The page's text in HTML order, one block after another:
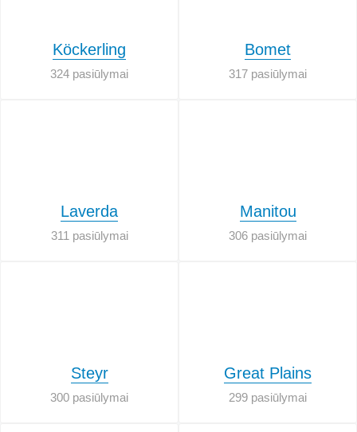
Köckerling
324 pasiūlymai
Bomet
317 pasiūlymai
Laverda
311 pasiūlymai
Manitou
306 pasiūlymai
Steyr
300 pasiūlymai
Great Plains
299 pasiūlymai